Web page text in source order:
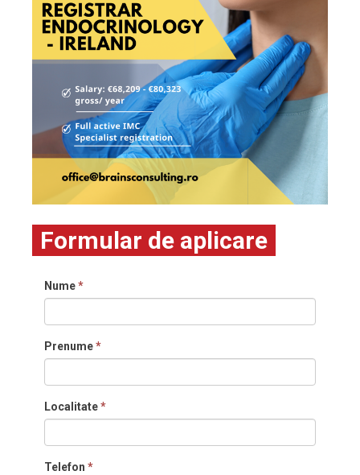
Formular de aplicare
Nume*
Prenume*
Localitate*
Telefon *